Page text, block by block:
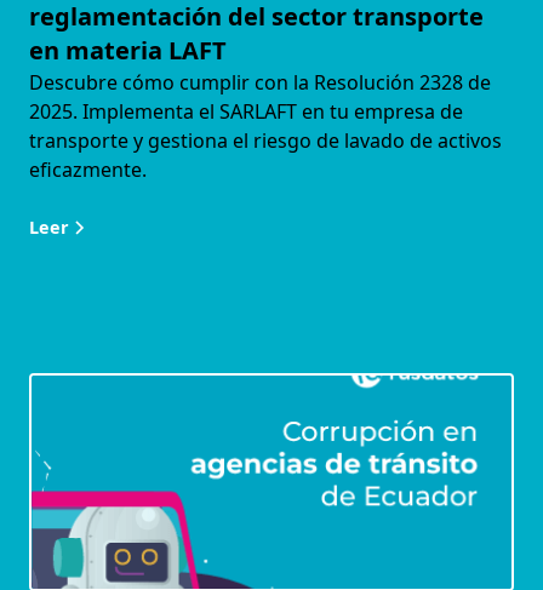
reglamentación del sector transporte
en materia LAFT
Descubre cómo cumplir con la Resolución 2328 de
2025. Implementa el SARLAFT en tu empresa de
transporte y gestiona el riesgo de lavado de activos
eficazmente.
Leer